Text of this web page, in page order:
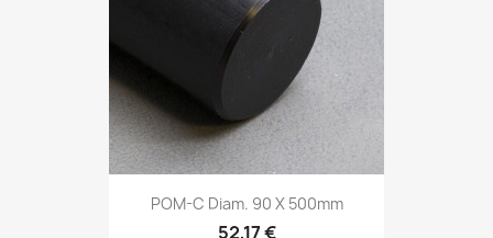
POM-C Diam. 90 X 500mm
52,17 €